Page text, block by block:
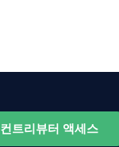
컨트리뷰터 액세스